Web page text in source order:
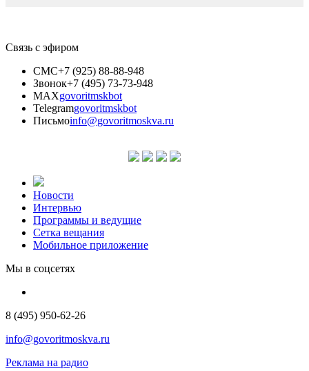
Связь с эфиром
СМС+7 (925) 88-88-948
Звонок+7 (495) 73-73-948
MAXgovoritmskbot
Telegramgovoritmskbot
Письмоinfo@govoritmoskva.ru
Новости
Интервью
Программы и ведущие
Сетка вещания
Мобильное приложение
Мы в соцсетях
8 (495) 950-62-26
info@govoritmoskva.ru
Реклама на радио